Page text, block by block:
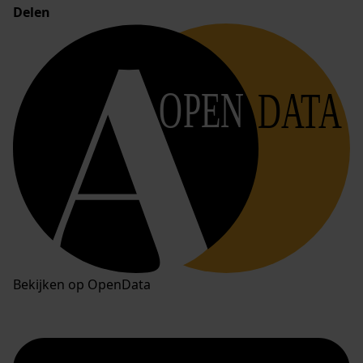
Delen
OPEN DATA
Bekijken op OpenData